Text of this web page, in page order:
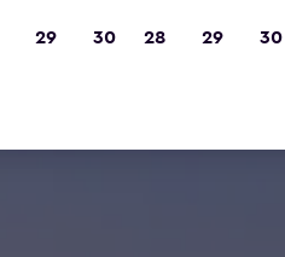
29 30 28 29 30